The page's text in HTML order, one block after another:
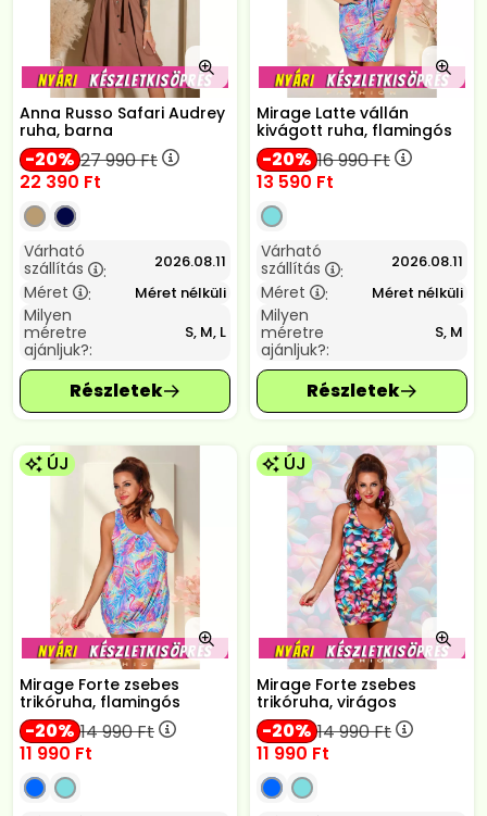
Anna Russo Safari Audrey
ruha, barna
20 27 990Ft
22 390 Ft
Várható
szállítás
: 2026.08.11
Méret : Méret nélküli
Milyen
méretre
ajánljuk?:
S, M, L
Mirage Latte vállán
kivágott ruha, flamingós
20 16 990Ft
13 590 Ft
Várható
szállítás
: 2026.08.11
Méret : Méret nélküli
Milyen
méretre
ajánljuk?:
S, M
ÚJ
Mirage Forte zsebes
trikóruha, flamingós
20 14 990Ft
11 990 Ft
ÚJ
Mirage Forte zsebes
trikóruha, virágos
20 14 990Ft
11 990 Ft